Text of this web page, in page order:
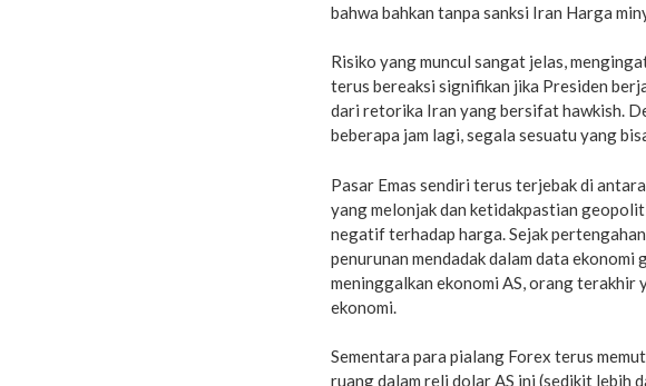
bahwa bahkan tanpa sanksi Iran Harga
Risiko yang muncul sangat jelas,
terus bereaksi signifikan jika Presiden
dari retorika Iran yang bersifat hawkish.
beberapa jam lagi, segala sesuatu yang
Pasar Emas sendiri terus terjebak di
yang melonjak dan ketidakpastian
negatif terhadap harga. Sejak
penurunan mendadak dalam data
meninggalkan ekonomi AS, orang terakhir
ekonomi.
Sementara para pialang Forex terus
ruang dalam reli dolar AS ini (sedikit lebih